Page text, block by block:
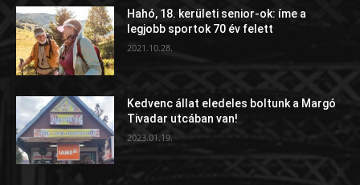
Hahó, 18. kerületi senior-ok: íme a
legjobb sportok 70 év felett
2021.10.28.
Kedvenc állat eledeles boltunk a Margó
Tivadar utcában van!
2023.01.19.